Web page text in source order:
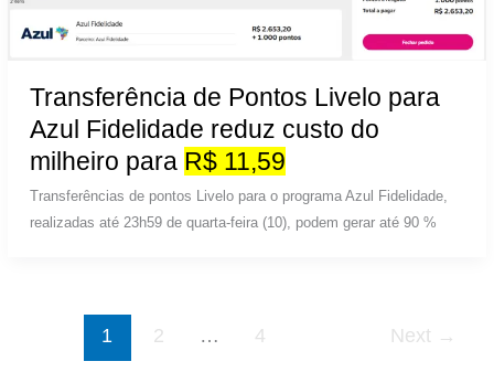
Transferência de Pontos Livelo para
Azul Fidelidade reduz custo do
milheiro para R$ 11,59
Transferências de pontos Livelo para o programa Azul Fidelidade,
realizadas até 23h59 de quarta-feira (10), podem gerar até 90 %
1 2 … 4 Next →